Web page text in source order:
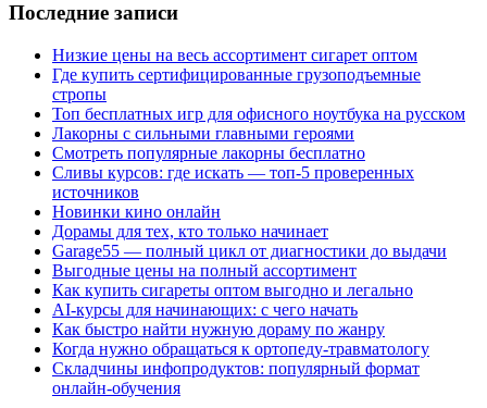
Последние записи
Низкие цены на весь ассортимент сигарет оптом
Где купить сертифицированные грузоподъемные
стропы
Топ бесплатных игр для офисного ноутбука на русском
Лакорны с сильными главными героями
Смотреть популярные лакорны бесплатно
Сливы курсов: где искать — топ-5 проверенных
источников
Новинки кино онлайн
Дорамы для тех, кто только начинает
Garage55 — полный цикл от диагностики до выдачи
Выгодные цены на полный ассортимент
Как купить сигареты оптом выгодно и легально
AI-курсы для начинающих: с чего начать
Как быстро найти нужную дораму по жанру
Когда нужно обращаться к ортопеду-травматологу
Складчины инфопродуктов: популярный формат
онлайн-обучения